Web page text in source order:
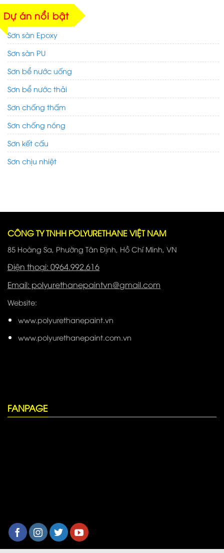
Dự án nổi bật
Sơn sàn Epoxy
Sơn sàn PU
Sơn bể nước uống
Sơn bể nước thải
Sơn chống thấm
Sơn chống nóng
Sơn kết cấu
Sơn chịu nhiệt
CÔNG TY TNHH POLYURETHANE VIỆT NAM
85 Hoàng Sa, Phường Tân Định, Hồ Chí Minh, VN
Điện thoại: 0964.992.616
Email: polyurethanepaintvn@gmail.com
Website:
www.polyurethanepaint.vn
www.polyurethanepaint.com.vn
FANPAGE